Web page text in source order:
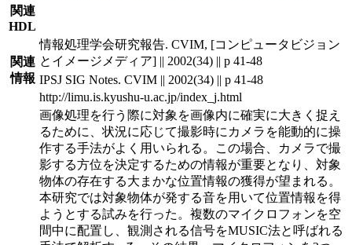
関連
HDL
関連
情報
情報処理学会研究報告. CVIM, [コンピュータビジョン
とイメージメディア] || 2002(34) || p 41-48
IPSJ SIG Notes. CVIM || 2002(34) || p 41-48
http://limu.is.kyushu-u.ac.jp/index_j.html
画像処理を行う際に対象を画像内に確実に大きく捉え
るために、状況に応じて撮影時にカメラを能動的に操
作する手法がよく用いられる。この場合、カメラで撮
影する方位を決定するための情報が重要となり、対象
物体の存在する大まかな位置情報の獲得が望まれる。
本研究では対象物体が発する音を用いて位置情報を得
ようとする試みを行った。複数のマイクロフォンを空
間中に配置し、観測される信号をMUSIC法と呼ばれる